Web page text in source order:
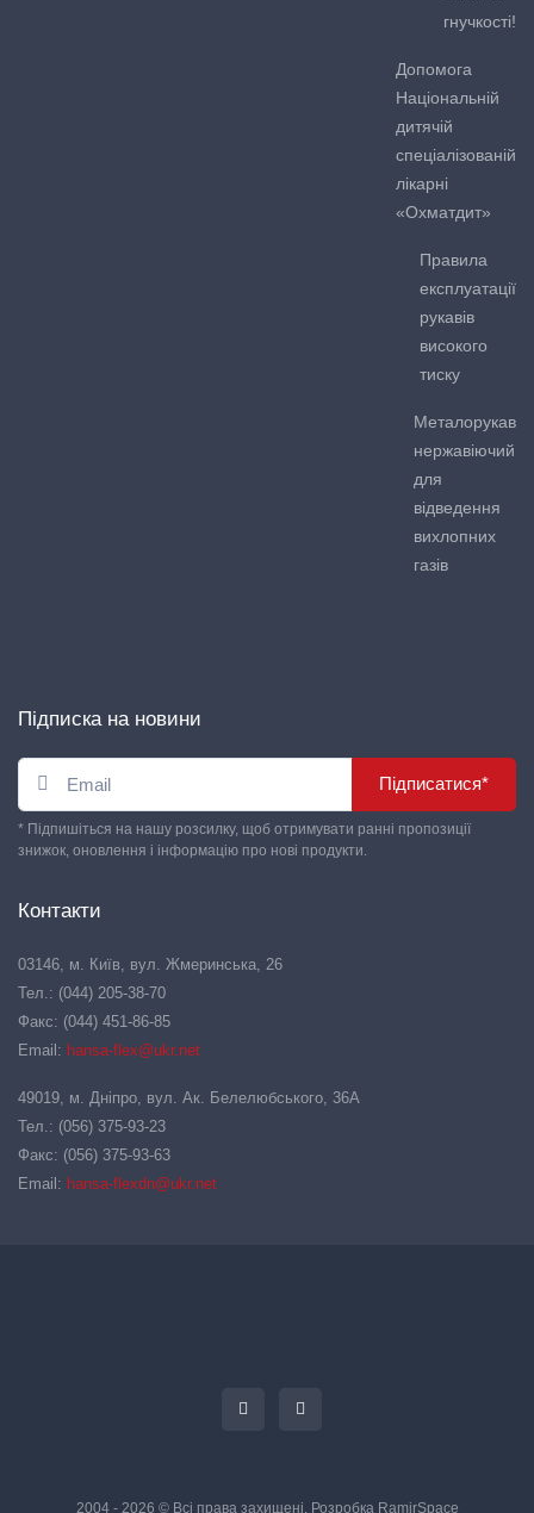
гнучкості!
Допомога
Національній
дитячій
спеціалізованій
лікарні
«Охматдит»
Правила
експлуатації
рукавів
високого
тиску
Металорукав
нержавіючий
для
відведення
вихлопних
газів
Підписка на новини
Підписатися*
* Підпишіться на нашу розсилку, щоб отримувати ранні пропозиції
знижок, оновлення і інформацію про нові продукти.
Контакти
03146, м. Київ, вул. Жмеринська, 26
Тел.: (044) 205-38-70
Факс: (044) 451-86-85
Email: hansa-flex@ukr.net
49019, м. Дніпро, вул. Ак. Белелюбського, 36А
Тел.: (056) 375-93-23
Факс: (056) 375-93-63
Email: hansa-flexdn@ukr.net
2004 - 2026 © Всі права захищені. Розробка RamirSpace